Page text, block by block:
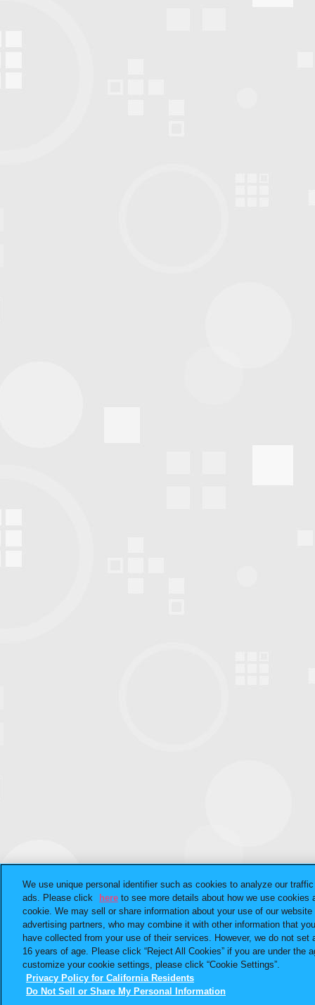
We use unique personal identifier such as cookies to analyze our
ads. Please click
here to see more details about how we use cookies
cookie. We may sell or share information about your use of our
advertising partners, who may combine it with other information that
have collected from your use of their services. However, we do not set
16 years of age. Please click “Reject All Cookies” if you are under the
customize your cookie settings, please click “Cookie Settings”.
Privacy Policy for California Residents
Do Not Sell or Share My Personal Information